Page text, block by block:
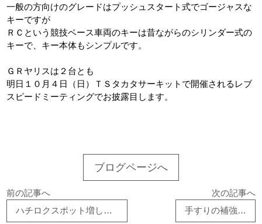
一般の方向けのグレードはプッシュスタート式でゴージャスな
キーですが
ＲＣという競技ベース車両のキーは昔ながらのシリンダー式の
キーで、キー本体もシンプルです。
ＧＲヤリスは２台とも
明日１０月４日（日）ＴＳタカタサーキットで開催されるレブ
スピードミーティングでお披露目します。
ブログページへ
前の記事へ
ハチロクスポット増し続き
次の記事へ
手すりの補強…